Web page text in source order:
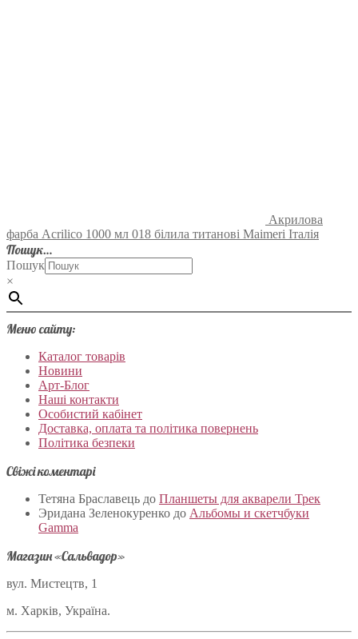
Акрилова
фарба Acrilico 1000 мл 018 білила титанові Maimeri Італія
Пошук…
Пошук
×
Меню сайту:
Каталог товарів
Новини
Арт-Блог
Наші контакти
Особистий кабінет
Доставка, оплата та політика повернень
Політика безпеки
Свіжі коментарі
Тетяна Браславець до Планшеты для акварели Трек
Эридана Зеленокуренко до Альбомы и скетчбуки
Gamma
Магазин «Сальвадор»
вул. Мистецтв, 1
м. Харків, Україна.